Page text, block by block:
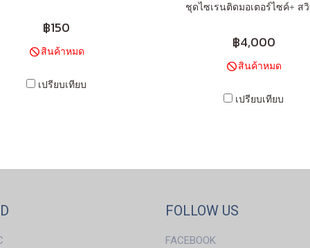
฿150
สินค้าหมด
เปรียบเทียบ
ชุดไซเรนติดมอเตอร์ไซค์+ ส
฿4,000
สินค้าหมด
เปรียบเทียบ
FOLLOW US
FACEBOOK